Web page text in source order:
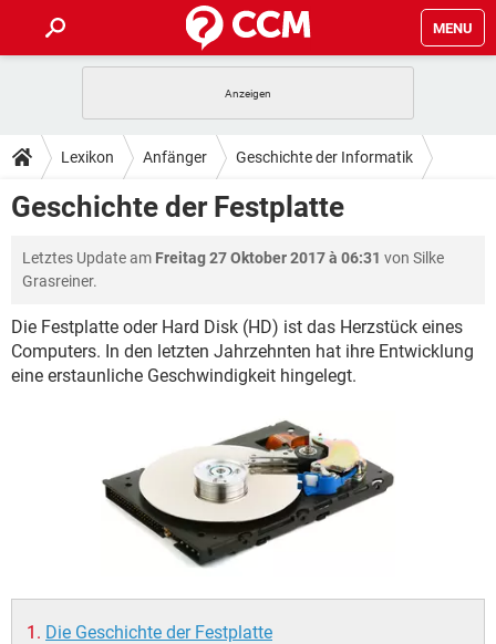
MENU
ANDROID IOS
WINDOWS 10 INSTAGRAM
FACEBOOK
TIPPS & TRICKS
SPIELE
ANDROID IOS
WINDOWS 10 INSTAGRAM
FACEBOOK HARDWARE
DOWNLOADS
ANDROID
WHATSAPP TIKTOK
HARDWARE
FORUM
ANDROID IOS
WINDOWS 10 INSTAGRAM
HARDWARE
SPIELE STREAMING
INSTAGRAM
TIKTOK
HARDWARE
Lexikon Anfänger Geschichte der Informatik
Geschichte der Festplatte
Letztes Update am Freitag 27 Oktober 2017 à 06:31 von Silke
Grasreiner.
Die Festplatte oder Hard Disk (HD) ist das Herzstück eines
Computers. In den letzten Jahrzehnten hat ihre Entwicklung
eine erstaunliche Geschwindigkeit hingelegt.
Die Geschichte der Festplatte